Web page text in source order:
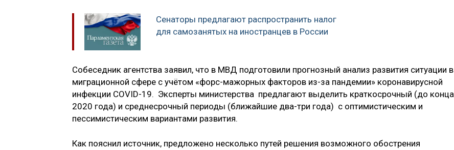
Сенаторы предлагают распространить налог
для самозанятых на иностранцев в России
Собеседник агентства заявил, что в МВД подготовили прогнозный анализ развития ситуации в
миграционной сфере с учётом «форс-мажорных факторов из-за пандемии» коронавирусной
инфекции COVID-19. Эксперты министерства предлагают выделить краткосрочный (до конца
2020 года) и среднесрочный периоды (ближайшие два-три года) с оптимистическим и
пессимистическим вариантами развития.
Как пояснил источник, предложено несколько путей решения возможного обострения